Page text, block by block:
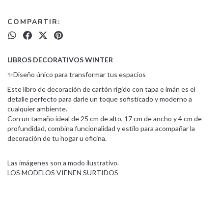
COMPARTIR:
LIBROS DECORATIVOS WINTER
✨Diseño único para transformar tus espacios
Este libro de decoración de cartón rígido con tapa e imán es el
detalle perfecto para darle un toque sofisticado y moderno a
cualquier ambiente.
Con un tamaño ideal de 25 cm de alto, 17 cm de ancho y 4 cm de
profundidad, combina funcionalidad y estilo para acompañar la
decoración de tu hogar u oficina.
Las imágenes son a modo ilustrativo.
LOS MODELOS VIENEN SURTIDOS